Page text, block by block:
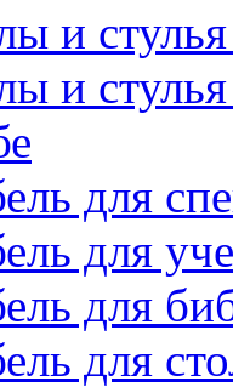
и
и
для
для
для
для